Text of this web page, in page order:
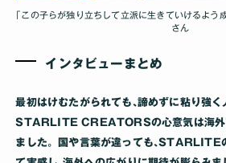
｢この子らが独り立ちして立派に生きていけるよう
さん
インタビューまとめ
最初はけむたがられても､諦めずに粘り強く
STARLITE CREATORSの心意気は海外
ました。国や言葉が違っても､STARLITE